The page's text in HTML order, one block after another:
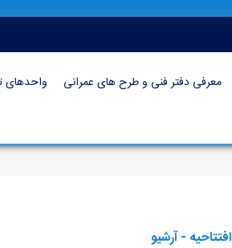
معرفی دفتر فنی و طرح های عمرانی واحدهای
افتتاحیه - آرشیو